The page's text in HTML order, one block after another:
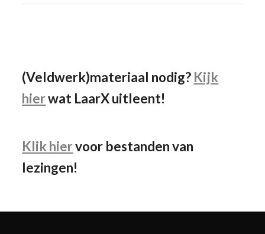
(Veldwerk)materiaal nodig? Kijk
hierwat LaarX uitleent!
Klik hiervoor bestanden van
lezingen!